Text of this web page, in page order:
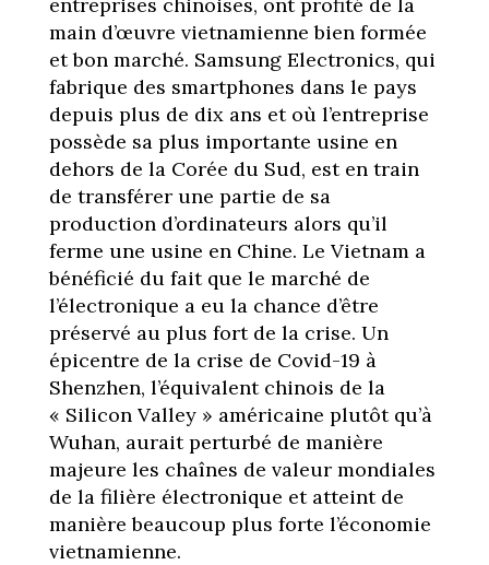
main d’œuvre vietnamienne bien formée
et bon marché. Samsung Electronics, qui
fabrique des smartphones dans le pays
depuis plus de dix ans et où l’entreprise
possède sa plus importante usine en
dehors de la Corée du Sud, est en train
de transférer une partie de sa
production d’ordinateurs alors qu’il
ferme une usine en Chine. Le Vietnam a
bénéficié du fait que le marché de
l’électronique a eu la chance d’être
préservé au plus fort de la crise. Un
épicentre de la crise de Covid-19 à
Shenzhen, l’équivalent chinois de la
« Silicon Valley » américaine plutôt qu’à
Wuhan, aurait perturbé de manière
majeure les chaînes de valeur mondiales
de la filière électronique et atteint de
manière beaucoup plus forte l’économie
vietnamienne.